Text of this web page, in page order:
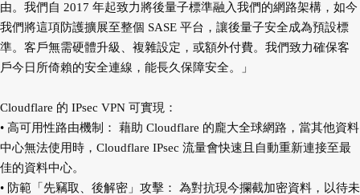
由。我們自 2017 年起致力將後量子標準融入我們的網路架構，如今
我們將這項防護擴展至整個 SASE 平台，讓後量子安全成為預設標
準。客戶無需硬體升級、複雜設定，或額外付費。我們致力確保客
戶今日所倚賴的安全連線，能長久保障安全。」
Cloudflare 的 IPsec VPN 可實現：
• 高可用性路由機制： 藉助 Cloudflare 的龐大全球網路，當其他資料
中心無法使用時， Cloudflare IPsec 流量會快速且自動重新連接至最
佳的資料中心。
• 防範「先竊取、後解密」攻擊： 為對抗現今攔截加密資料，以待未